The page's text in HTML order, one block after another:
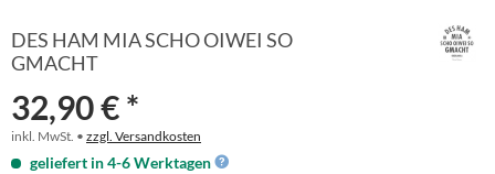
DES HAM MIA SCHO OIWEI SO
GMACHT
32,90 € *
inkl. MwSt. • zzgl. Versandkosten
geliefert in 4-6 Werktagen